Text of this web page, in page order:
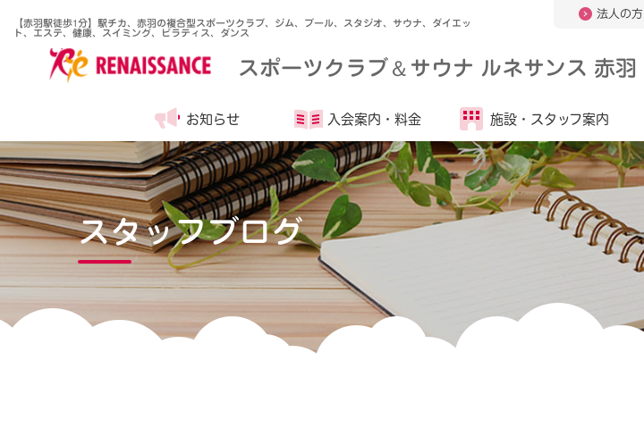
【赤羽駅徒歩1分】駅チカ、赤羽の複合型スポーツクラブ、ジム、プール、スタジオ、サウナ、ダイエッ
ト、エステ、健康、スイミング、ピラティス、ダンス
法人の方
スポーツクラブ＆サウナ ルネサンス 赤羽
お知らせ 入会案内・ 料金 施設・ スタッフ案内
スタッフブログ